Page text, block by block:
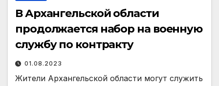
В Архангельской области
продолжается набор на военную
службу по контракту
01.08.2023
Жители Архангельской области могут служить